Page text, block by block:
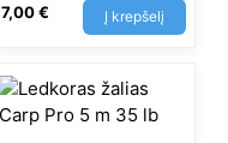
7,00€ Į krepšelį